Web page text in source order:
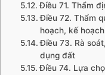
Điều 71. Thẩm
Điều 72. Thẩm
hoạch, kế
Điều 73. Rà
dụng đất
Điều 74. Lựa